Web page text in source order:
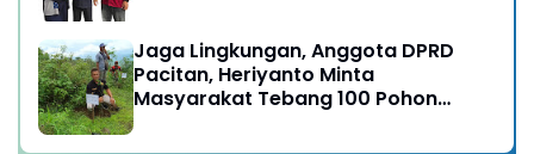
Jaga Lingkungan, Anggota DPRD
Pacitan, Heriyanto Minta
Masyarakat Tebang 100 Pohon